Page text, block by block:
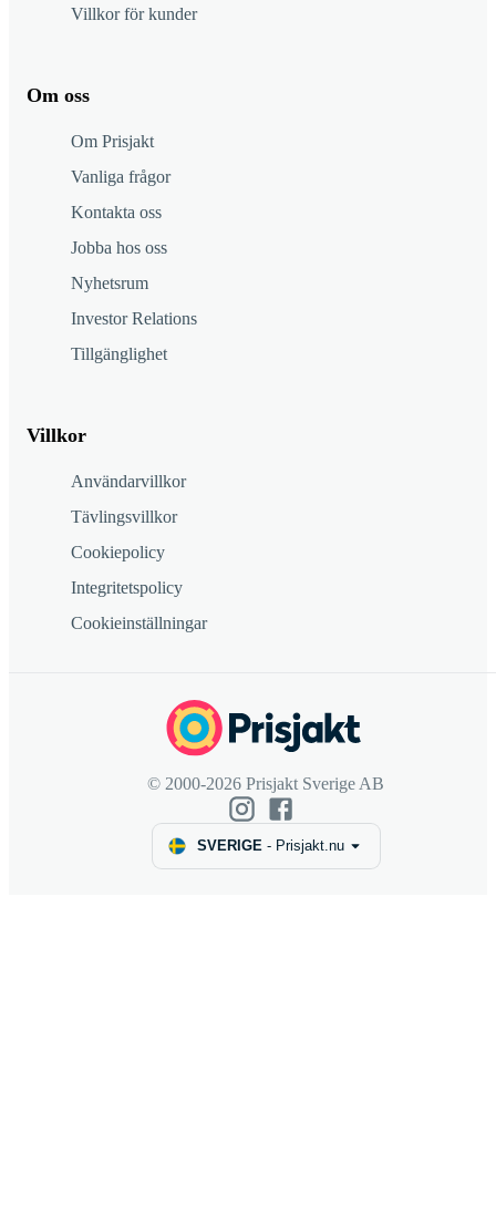
Villkor för kunder
Om oss
Om Prisjakt
Vanliga frågor
Kontakta oss
Jobba hos oss
Nyhetsrum
Investor Relations
Tillgänglighet
Villkor
Användarvillkor
Tävlingsvillkor
Cookiepolicy
Integritetspolicy
Cookieinställningar
© 2000-2026 Prisjakt Sverige AB
SVERIGE- Prisjakt.nu